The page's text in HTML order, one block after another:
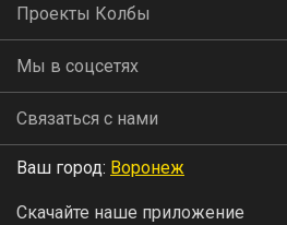
Проекты Колбы
Мы в соцсетях
Связаться с нами
Ваш город: Воронеж
Скачайте наше приложение